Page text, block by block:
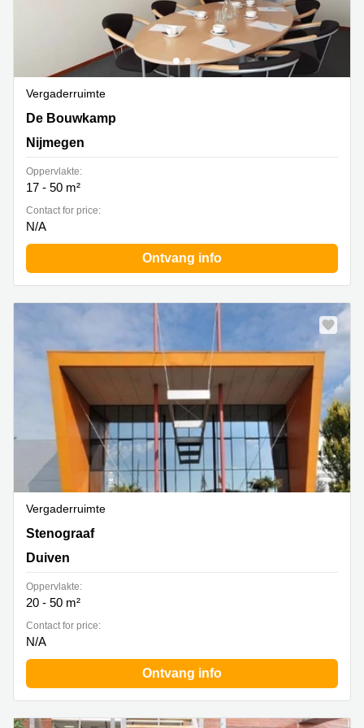
Vergaderruimte
De Bouwkamp 1, Nijmegen
De Bouwkamp
Nijmegen
Oppervlakte:
17 - 50 m²
Contact for price:
N/A
Ontvang info
Vergaderruimte
Stenograaf 1, Duiven
Stenograaf
Duiven
Oppervlakte:
20 - 50 m²
Contact for price:
N/A
Ontvang info